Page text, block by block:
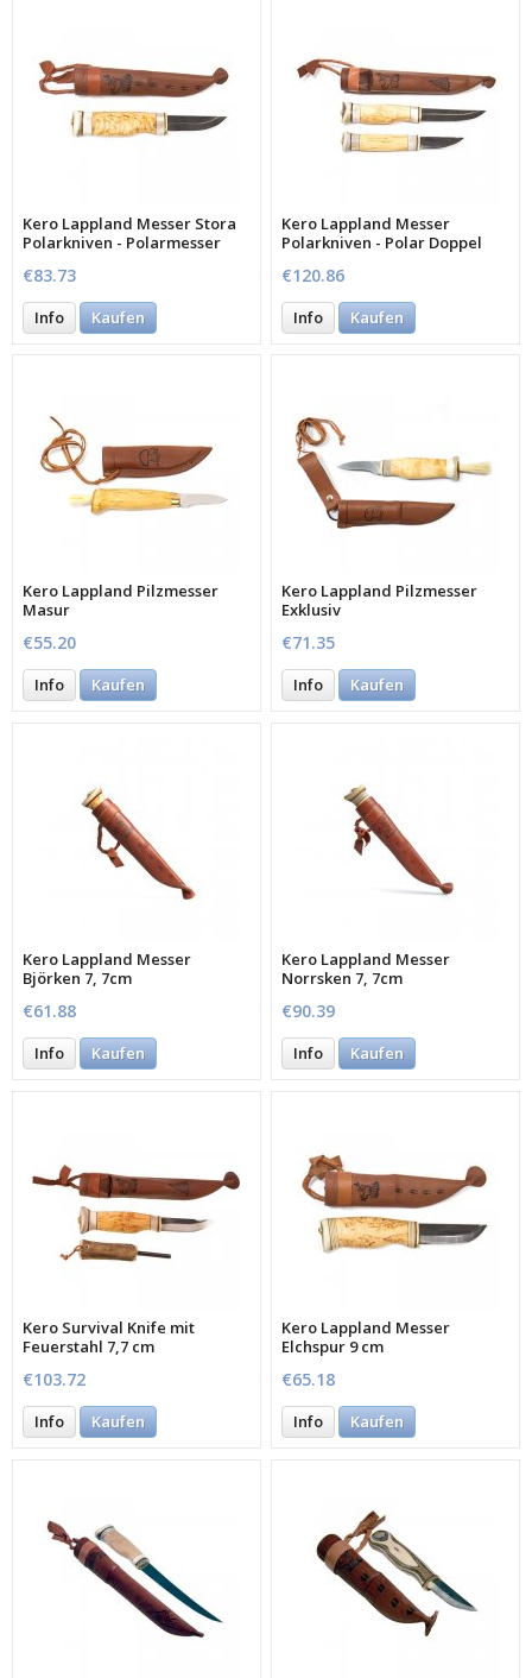
Kero Lappland Messer Stora
Polarkniven - Polarmesser
€83.73
Info Kaufen
Kero Lappland Messer
Polarkniven - Polar Doppel
€120.86
Info Kaufen
Kero Lappland Pilzmesser
Masur
€55.20
Info Kaufen
Kero Lappland Pilzmesser
Exklusiv
€71.35
Info Kaufen
Kero Lappland Messer
Björken 7, 7cm
€61.88
Info Kaufen
Kero Lappland Messer
Norrsken 7, 7cm
€90.39
Info Kaufen
Kero Survival Knife mit
Feuerstahl 7,7 cm
€103.72
Info Kaufen
Kero Lappland Messer
Elchspur 9 cm
€65.18
Info Kaufen